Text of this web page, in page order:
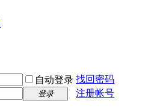
自动登录 找回密码
登录 注册帐号